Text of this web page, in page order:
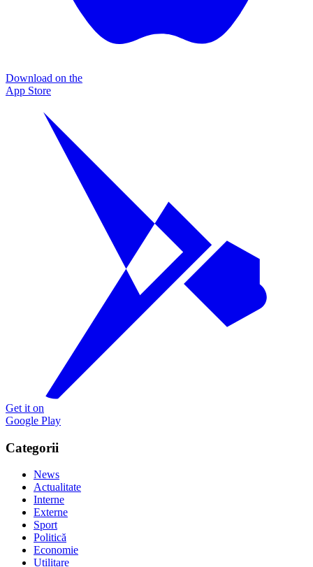
Download on the
App Store
Get it on
Google Play
Categorii
News
Actualitate
Interne
Externe
Sport
Politică
Economie
Utilitare